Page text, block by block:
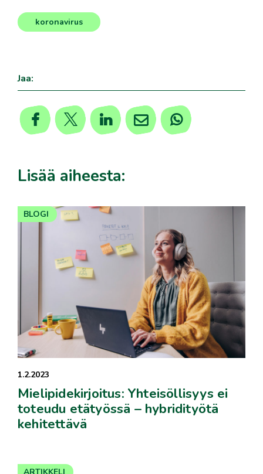
koronavirus
Jaa:
Lisää aiheesta:
1.2.2023
Mielipidekirjoitus: Yhteisöllisyys ei
toteudu etätyössä – hybridityötä
kehitettävä
BLOGI
ARTIKKELI